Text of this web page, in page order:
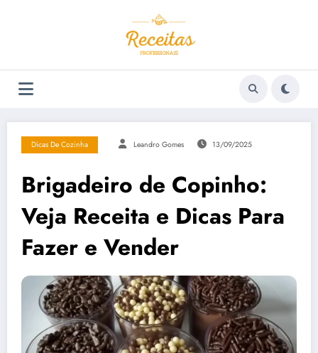
Dicas De Cozinha Leandro Gomes 13/09/2025
Brigadeiro de Copinho:
Veja Receita e Dicas Para
Fazer e Vender